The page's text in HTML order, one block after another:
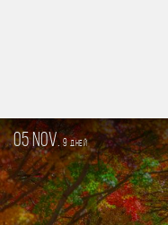
05 nov. 9дней